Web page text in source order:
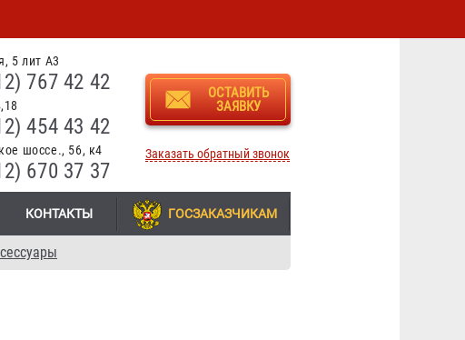
5 лит А3
767 42 42
454 43 42
шоссе., 56, к4
670 37 37
ОСТАВИТЬ
ЗАЯВКУ
Заказать обратный звонок
КОНТАКТЫ ГОСЗАКАЗЧИКАМ